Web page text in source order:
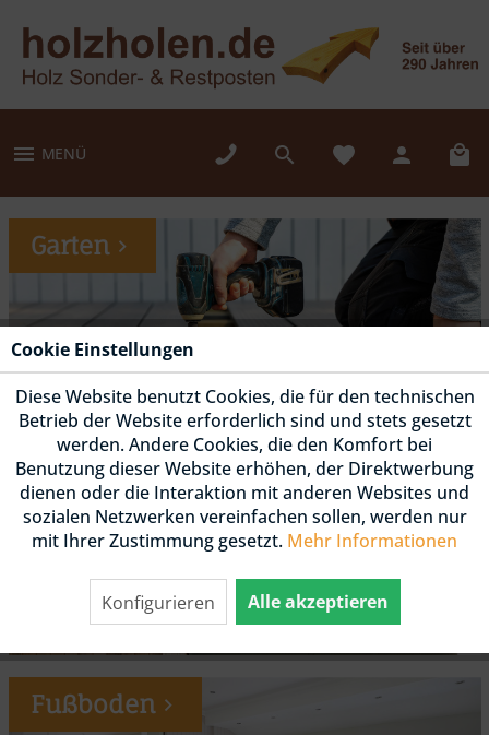
MENÜ
Garten
Fassade
Fußboden
Cookie Einstellungen
Diese Website benutzt Cookies, die für den technischen
Betrieb der Website erforderlich sind und stets gesetzt
werden. Andere Cookies, die den Komfort bei
Benutzung dieser Website erhöhen, der Direktwerbung
dienen oder die Interaktion mit anderen Websites und
sozialen Netzwerken vereinfachen sollen, werden nur
mit Ihrer Zustimmung gesetzt. Mehr Informationen
Alle akzeptieren
Konfigurieren